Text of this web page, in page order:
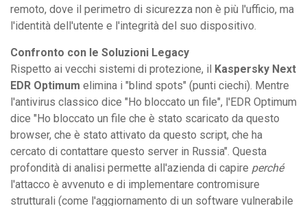
remoto, dove il perimetro di sicurezza non è più l'ufficio, ma
l'identità dell'utente e l'integrità del suo dispositivo.
Confronto con le Soluzioni Legacy
Rispetto ai vecchi sistemi di protezione, il Kaspersky Next
EDR Optimum elimina i "blind spots" (punti ciechi). Mentre
l'antivirus classico dice "Ho bloccato un file", l'EDR Optimum
dice "Ho bloccato un file che è stato scaricato da questo
browser, che è stato attivato da questo script, che ha
cercato di contattare questo server in Russia". Questa
profondità di analisi permette all'azienda di capire perché
l'attacco è avvenuto e di implementare contromisure
strutturali (come l'aggiornamento di un software vulnerabile